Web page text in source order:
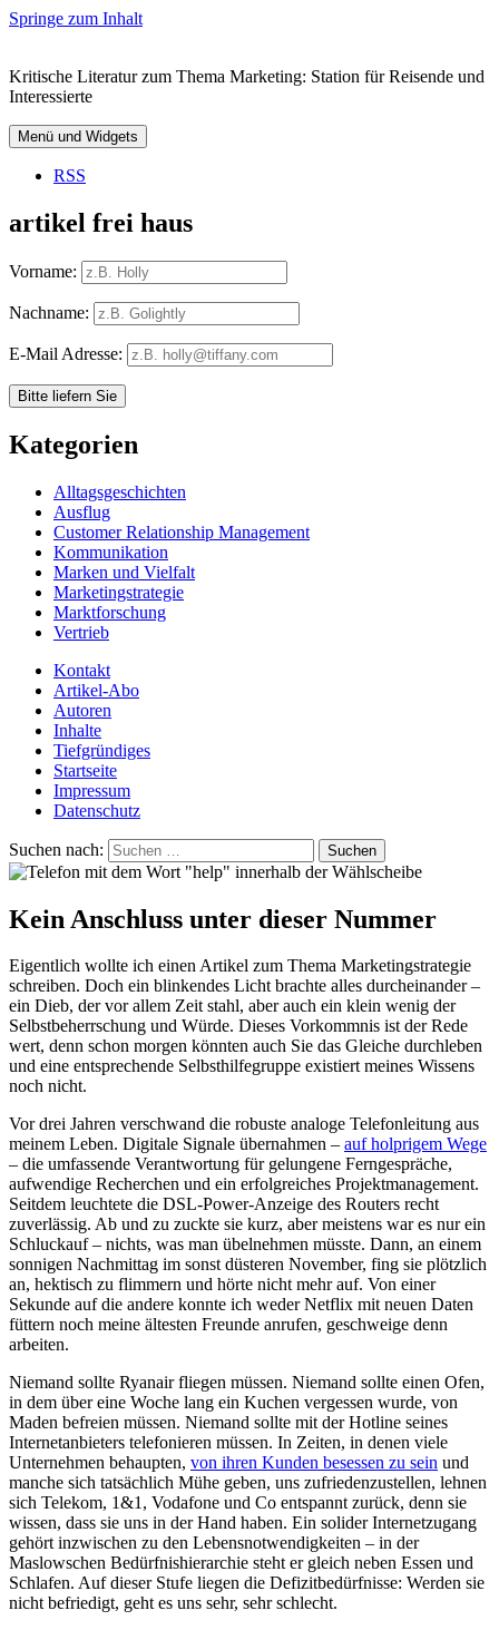
Springe zum Inhalt
Kritische Literatur zum Thema Marketing: Station für Reisende und
Interessierte
Menü und Widgets
RSS
artikel frei haus
Vorname:
Nachname:
E-Mail Adresse:
Kategorien
Alltagsgeschichten
Ausflug
Customer Relationship Management
Kommunikation
Marken und Vielfalt
Marketingstrategie
Marktforschung
Vertrieb
Kontakt
Artikel-Abo
Autoren
Inhalte
Tiefgründiges
Startseite
Impressum
Datenschutz
Suchen nach:
Kein Anschluss unter dieser Nummer
Eigentlich wollte ich einen Artikel zum Thema Marketingstrategie
schreiben. Doch ein blinkendes Licht brachte alles durcheinander –
ein Dieb, der vor allem Zeit stahl, aber auch ein klein wenig der
Selbstbeherrschung und Würde. Dieses Vorkommnis ist der Rede
wert, denn schon morgen könnten auch Sie das Gleiche durchleben
und eine entsprechende Selbsthilfegruppe existiert meines Wissens
noch nicht.
Vor drei Jahren verschwand die robuste analoge Telefonleitung aus
meinem Leben. Digitale Signale übernahmen – auf holprigem Wege
– die umfassende Verantwortung für gelungene Ferngespräche,
aufwendige Recherchen und ein erfolgreiches Projektmanagement.
Seitdem leuchtete die DSL-Power-Anzeige des Routers recht
zuverlässig. Ab und zu zuckte sie kurz, aber meistens war es nur ein
Schluckauf – nichts, was man übelnehmen müsste. Dann, an einem
sonnigen Nachmittag im sonst düsteren November, fing sie plötzlich
an, hektisch zu flimmern und hörte nicht mehr auf. Von einer
Sekunde auf die andere konnte ich weder Netflix mit neuen Daten
füttern noch meine ältesten Freunde anrufen, geschweige denn
arbeiten.
Niemand sollte Ryanair fliegen müssen. Niemand sollte einen Ofen,
in dem über eine Woche lang ein Kuchen vergessen wurde, von
Maden befreien müssen. Niemand sollte mit der Hotline seines
Internetanbieters telefonieren müssen. In Zeiten, in denen viele
Unternehmen behaupten, von ihren Kunden besessen zu sein und
manche sich tatsächlich Mühe geben, uns zufriedenzustellen, lehnen
sich Telekom, 1&1, Vodafone und Co entspannt zurück, denn sie
wissen, dass sie uns in der Hand haben. Ein solider Internetzugang
gehört inzwischen zu den Lebensnotwendigkeiten – in der
Maslowschen Bedürfnishierarchie steht er gleich neben Essen und
Schlafen. Auf dieser Stufe liegen die Defizitbedürfnisse: Werden sie
nicht befriedigt, geht es uns sehr, sehr schlecht.